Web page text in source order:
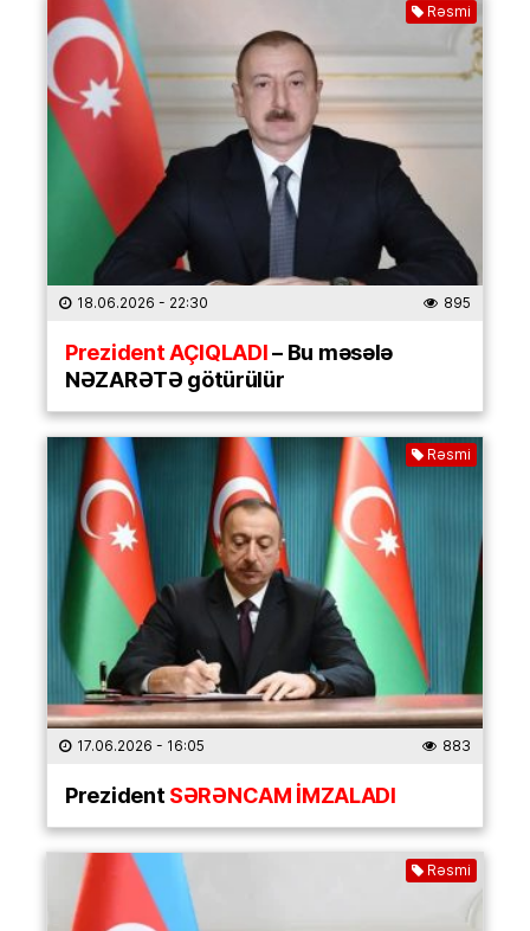
Rəsmi
18.06.2026 - 22:30 895
Prezident AÇIQLADI– Bu məsələ
NƏZARƏTƏ götürülür
Rəsmi
17.06.2026 - 16:05 883
PrezidentSƏRƏNCAM İMZALADI
Rəsmi